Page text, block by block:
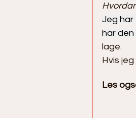
Jeg har
har den
lage.
Hvis
Les